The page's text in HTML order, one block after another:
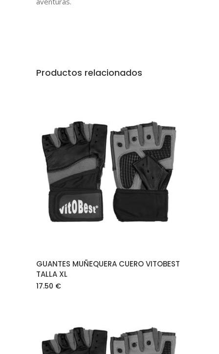
Productos relacionados
AÑADIR AL CARRITO
GUANTES MUÑEQUERA CUERO VITOBEST
TALLA XL
17.50 €